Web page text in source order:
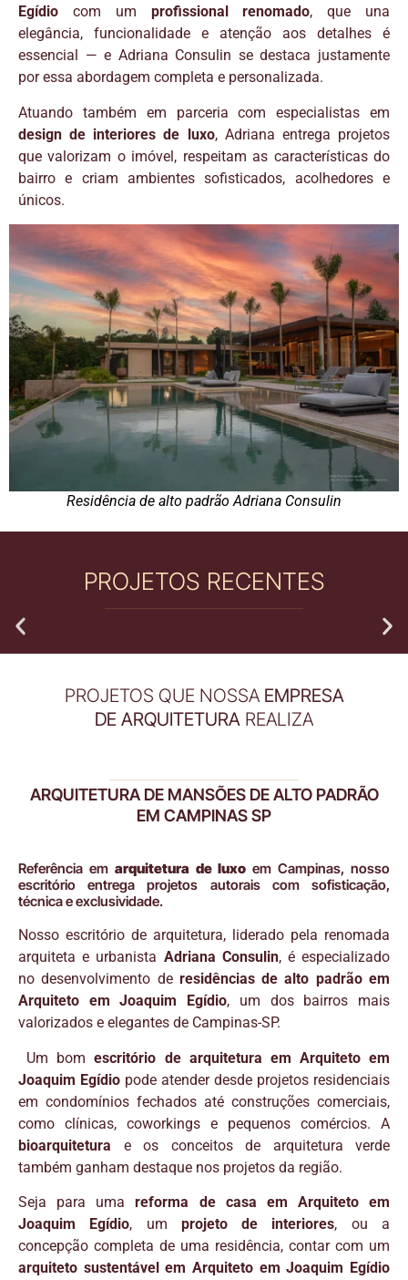
Egídio com um profissional renomado, que una
elegância, funcionalidade e atenção aos detalhes é
essencial — e Adriana Consulin se destaca justamente
por essa abordagem completa e personalizada.
Atuando também em parceria com especialistas em
design de interiores de luxo, Adriana entrega projetos
que valorizam o imóvel, respeitam as características do
bairro e criam ambientes sofisticados, acolhedores e
únicos.
Residência de alto padrão Adriana Consulin
PROJETOS RECENTES
PROJETOS QUE NOSSA EMPRESA
DE ARQUITETURA REALIZA
ARQUITETURA DE MANSÕES DE ALTO PADRÃO
EM CAMPINAS SP
Referência em arquitetura de luxo em Campinas, nosso
escritório entrega projetos autorais com sofisticação,
técnica e exclusividade.
Nosso escritório de arquitetura, liderado pela renomada
arquiteta e urbanista Adriana Consulin, é especializado
no desenvolvimento de residências de alto padrão em
Arquiteto em Joaquim Egídio, um dos bairros mais
valorizados e elegantes de Campinas-SP.
Um bomescritório de arquitetura em Arquiteto em
Joaquim Egídio pode atender desde projetos residenciais
em condomínios fechados até construções comerciais,
como clínicas, coworkings e pequenos comércios. A
bioarquitetura e os conceitos de arquitetura verde
também ganham destaque nos projetos da região.
Seja para umareforma de casa em Arquiteto em
Joaquim Egídio, um projeto de interiores, ou a
concepção completa de uma residência, contar com um
arquiteto sustentável em Arquiteto em Joaquim Egídio